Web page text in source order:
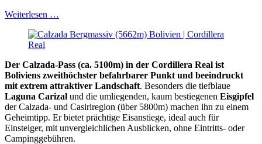
Weiterlesen …
Der Calzada-Pass (ca. 5100m) in der Cordillera Real ist
Boliviens zweithöchster befahrbarer Punkt und beeindruckt
mit extrem attraktiver Landschaft. Besonders die tiefblaue
Laguna Carizal und die umliegenden, kaum bestiegenen Eisgipfel
der Calzada- und Casiriregion (über 5800m) machen ihn zu einem
Geheimtipp. Er bietet prächtige Eisanstiege, ideal auch für
Einsteiger, mit unvergleichlichen Ausblicken, ohne Eintritts- oder
Campinggebühren.